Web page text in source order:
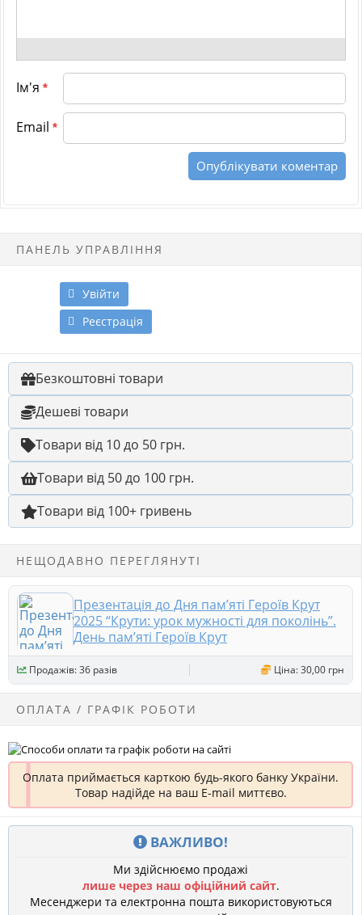
Ім'я *
Email *
ПАНЕЛЬ УПРАВЛІННЯ
Увійти
Реєстрація
Безкоштовні товари
Дешеві товари
Товари від 10 до 50 грн.
Товари від 50 до 100 грн.
Товари від 100+ гривень
НЕЩОДАВНО ПЕРЕГЛЯНУТІ
Презентація до Дня пам’яті Героїв Крут
2025 “Крути: урок мужності для поколінь”.
День пам’яті Героїв Крут
Продажів: 36 разів Ціна: 30,00 грн
ОПЛАТА / ГРАФІК РОБОТИ
Оплата приймається карткою будь-якого банку України.
Товар надійде на ваш E-mail миттєво.
ВАЖЛИВО!
Ми здійснюємо продажі
лише через наш офіційний сайт.
Месенджери та електронна пошта використовуються